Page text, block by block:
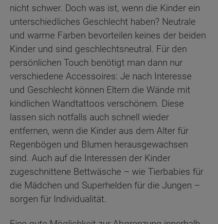
nicht schwer. Doch was ist, wenn die Kinder ein
unterschiedliches Geschlecht haben? Neutrale
und warme Farben bevorteilen keines der beiden
Kinder und sind geschlechtsneutral. Für den
persönlichen Touch benötigt man dann nur
verschiedene Accessoires: Je nach Interesse
und Geschlecht können Eltern die Wände mit
kindlichen Wandtattoos verschönern. Diese
lassen sich notfalls auch schnell wieder
entfernen, wenn die Kinder aus dem Alter für
Regenbögen und Blumen herausgewachsen
sind. Auch auf die Interessen der Kinder
zugeschnittene Bettwäsche – wie Tierbabies für
die Mädchen und Superhelden für die Jungen –
sorgen für Individualität.